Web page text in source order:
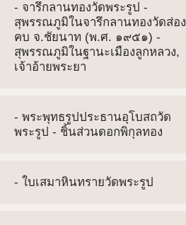
- จารึกลานทองวัดพระรูป -
สุพรรณภูมิในจารึกลานทองวัดส่อง
คบ จ.ชัยนาท (พ.ศ. ๑๙๕๑) -
สุพรรณภูมิในฐานะเมืองลูกหลวง,
เจ้าอ้ายพระยา
- พระพุทธรูปประธานอุโบสถวัด
พระรูป - ชิ้นส่วนดอกพิกุลทอง
- ใบเสมาหินทรายวัดพระรูป